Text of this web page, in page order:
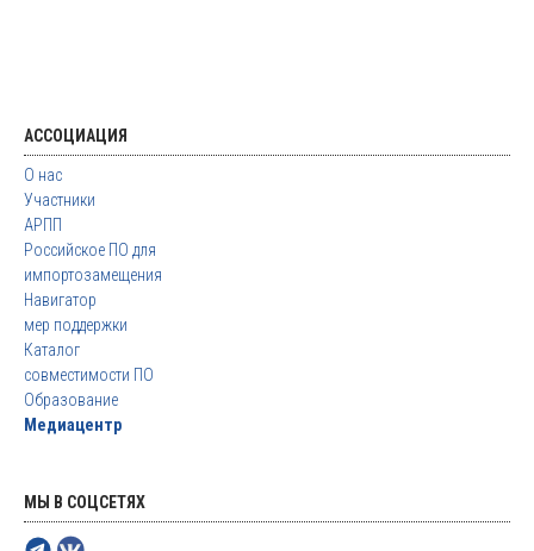
АССОЦИАЦИЯ
О нас
Участники
АРПП
Российское ПО для
импортозамещения
Навигатор
мер поддержки
Каталог
совместимости ПО
Образование
Медиацентр
МЫ В СОЦСЕТЯХ